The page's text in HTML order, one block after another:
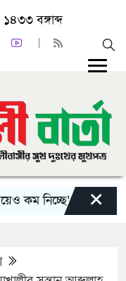
বঙ্গাব্দ
নিচ্ছে’ নোয়াখালী
×